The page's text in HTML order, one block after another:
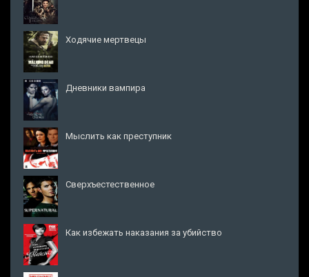
Ходячие мертвецы
Дневники вампира
Мыслить как преступник
Сверхъестественное
Как избежать наказания за убийство